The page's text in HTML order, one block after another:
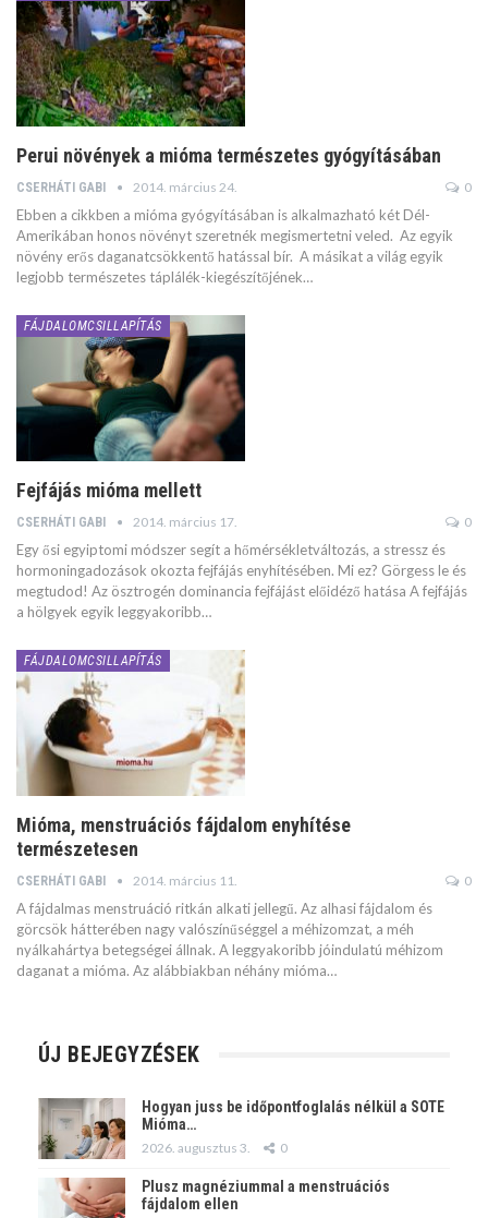
Perui növények a mióma természetes gyógyításában
CSERHÁTI GABI 2014. március 24. 0
Ebben a cikkben a mióma gyógyításában is alkalmazható két Dél-
Amerikában honos növényt szeretnék megismertetni veled. Az egyik
növény erős daganatcsökkentő hatással bír. A másikat a világ egyik
legjobb természetes táplálék-kiegészítőjének…
FÁJDALOMCSILLAPÍTÁS
Fejfájás mióma mellett
CSERHÁTI GABI 2014. március 17. 0
Egy ősi egyiptomi módszer segít a hőmérsékletváltozás, a stressz és
hormoningadozások okozta fejfájás enyhítésében. Mi ez? Görgess le és
megtudod! Az ösztrogén dominancia fejfájást előidéző hatása A fejfájás
a hölgyek egyik leggyakoribb…
FÁJDALOMCSILLAPÍTÁS
Mióma, menstruációs fájdalom enyhítése
természetesen
CSERHÁTI GABI 2014. március 11. 0
A fájdalmas menstruáció ritkán alkati jellegű. Az alhasi fájdalom és
görcsök hátterében nagy valószínűséggel a méhizomzat, a méh
nyálkahártya betegségei állnak. A leggyakoribb jóindulatú méhizom
daganat a mióma. Az alábbiakban néhány mióma…
ÚJ BEJEGYZÉSEK
Hogyan juss be időpontfoglalás nélkül a SOTE
Mióma…
2026. augusztus 3. 0
Plusz magnéziummal a menstruációs
fájdalom ellen